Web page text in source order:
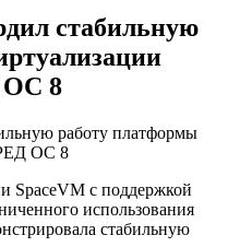
стабильную
ОС 8
SpaceVM с поддержкой
использования
стабильную